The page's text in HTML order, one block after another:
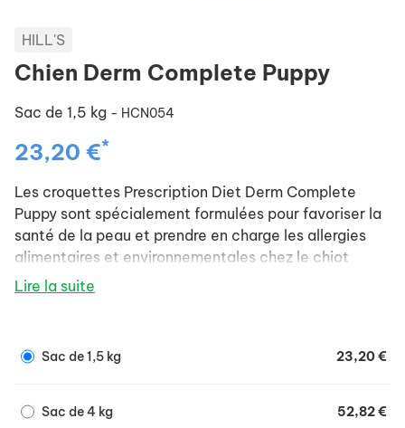
HILL'S
Chien Derm Complete Puppy
Sac de 1,5 kg - HCN054
23,20 €*
Les croquettes Prescription Diet Derm Complete
Puppy sont spécialement formulées pour favoriser la
santé de la peau et prendre en charge les allergies
alimentaires et environnementales chez le chiot
Lire la suite
Sac de 1,5 kg 23,20 €
Sac de 4 kg 52,82 €